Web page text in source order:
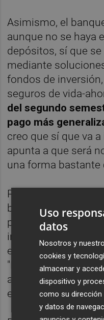
Asimismo, el
aunque no se haya
depósitos, sí que
mediante
fondos de
seguros de vida-
del segundo
pago más
creo que sí que va
apunta a que será
una forma bastante
Respecto a las
bancario, Iglesias
producirá un alza
impacto de la
en la capacidad
"Pero no
avalancha", ha
está situación "será
Uso
datos
Nosotros y
cookies y
almacenar y
dispositivo y
como su dirección
y datos de